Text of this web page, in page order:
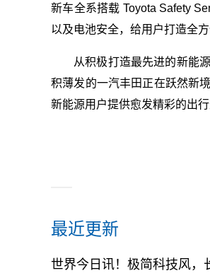
新车全系搭载 Toyota Safety
以及电池安全，给用户打造全
从积极打造最先进的新能
积薄发的一汽丰田正在跃然新
新能源用户提供愈发精彩的出行
最近更新
世界今日讯！极简科技风，